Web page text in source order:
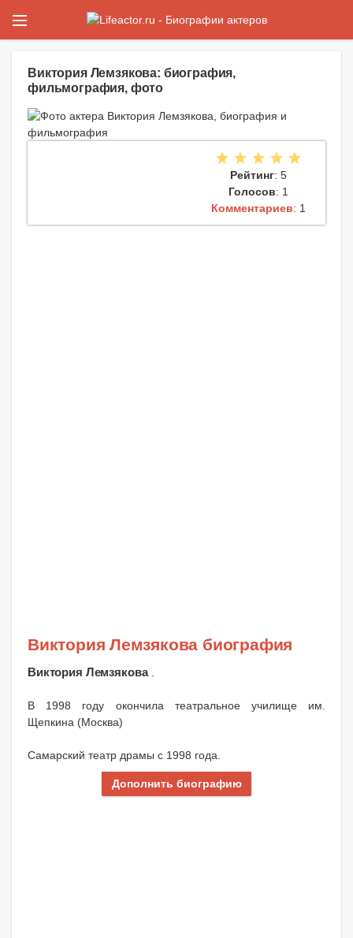
Виктория Лемзякова: биография,
фильмография, фото
Рейтинг: 5
Голосов: 1
Комментариев: 1
Виктория Лемзякова биография
Виктория Лемзякова
В 1998 году окончила театральное училище им.
Щепкина (Москва)
Самарский театр драмы с 1998 года.
Дополнить биографию